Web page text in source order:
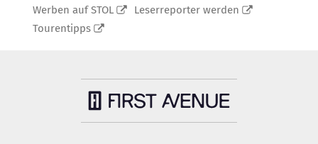
Werben auf STOL
Leserreporter werden
Tourentipps